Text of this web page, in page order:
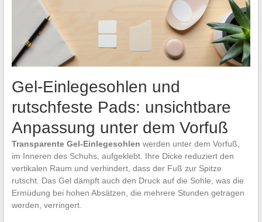
Gel-Einlegesohlen und
rutschfeste Pads: unsichtbare
Anpassung unter dem Vorfuß
Transparente Gel-Einlegesohlen werden unter dem Vorfuß,
im Inneren des Schuhs, aufgeklebt. Ihre Dicke reduziert den
vertikalen Raum und verhindert, dass der Fuß zur Spitze
rutscht. Das Gel dämpft auch den Druck auf die Sohle, was die
Ermüdung bei hohen Absätzen, die mehrere Stunden getragen
werden, verringert.